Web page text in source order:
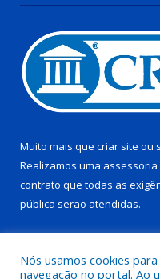
Muito mais que criar site ou
Realizamos uma assessoria
contrato que todas as
pública serão atendidas.
Nós usamos cookies
navegação no portal. Ao